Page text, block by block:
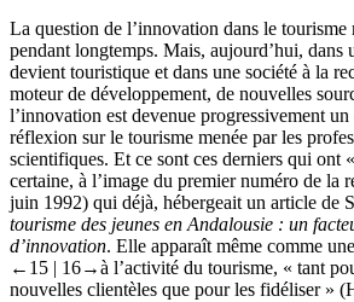
La question de l’innovation dans le tourisme
pendant longtemps. Mais, aujourd’hui, dans
devient touristique et dans une société à la
moteur de développement, de nouvelles
l’innovation est devenue progressivement
réflexion sur le tourisme menée par les
scientifiques. Et ce sont ces derniers qui ont
certaine, à l’image du premier numéro de la
juin 1992) qui déjà, hébergeait un article de
tourisme des jeunes en Andalousie : un
d’innovation. Elle apparaît même comme
←15 | 16→à l’activité du tourisme, « tant
nouvelles clientèles que pour les fidéliser »